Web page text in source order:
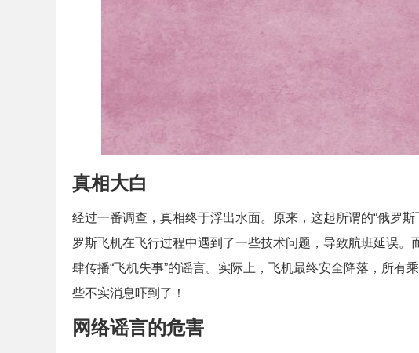
真相大白
经过一番调查，真相终于浮出水面。原来，这起所谓的“俄罗
罗斯飞机在飞行过程中遇到了一些技术问题，导致航班延误
肆传播“飞机失事”的谣言。实际上，飞机最终安全降落，所有
些不实消息吓到了！
网络谣言的危害